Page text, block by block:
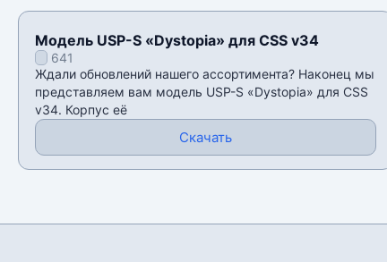
Модель USP-S «Dystopia» для CSS v34
641
Ждали обновлений нашего ассортимента? Наконец мы
представляем вам модель USP-S «Dystopia» для CSS
v34. Корпус её
Скачать